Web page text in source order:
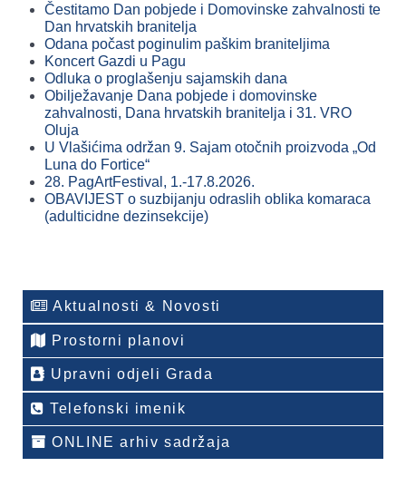
Čestitamo Dan pobjede i Domovinske zahvalnosti te
Dan hrvatskih branitelja
Odana počast poginulim paškim braniteljima
Koncert Gazdi u Pagu
Odluka o proglašenju sajamskih dana
Obilježavanje Dana pobjede i domovinske
zahvalnosti, Dana hrvatskih branitelja i 31. VRO
Oluja
U Vlašićima održan 9. Sajam otočnih proizvoda „Od
Luna do Fortice“
28. PagArtFestival, 1.-17.8.2026.
OBAVIJEST o suzbijanju odraslih oblika komaraca
(adulticidne dezinsekcije)
Aktualnosti & Novosti
Prostorni planovi
Upravni odjeli Grada
Telefonski imenik
ONLINE arhiv sadržaja